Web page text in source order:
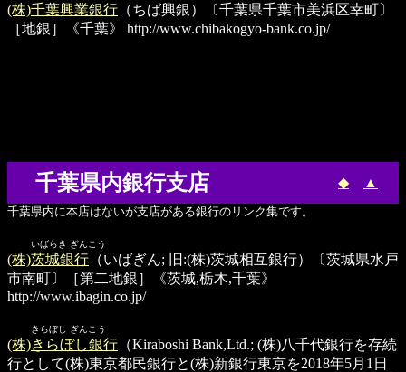
(株)千葉興業銀行 （ちば興銀）〔千葉県千葉市美浜区幸町〕
［地銀］《千葉》
http://www.chibakogyo-bank.co.jp/
千葉県内銀行支店 ◆ ▲
千葉県内に本店はないが支店がある銀行のリンク集です。
いばらき ぎんこう
(株)茨城銀行 （いばぎん; 旧:(株)茨城相互銀行）〔茨城県水戸
市南町〕［第二地銀］《茨城,栃木,千葉》
http://www.ibagin.co.jp/
きらぼし ぎんこう
(株)きらぼし銀行 （Kiraboshi Bank,Ltd.; (株)八千代銀行を存続
行として(株)東京都民銀行と(株)新銀行東京を2018年5月1日